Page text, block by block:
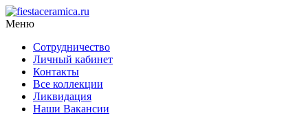
Меню
Сотрудничество
Личный кабинет
Контакты
Все коллекции
Ликвидация
Наши Вакансии